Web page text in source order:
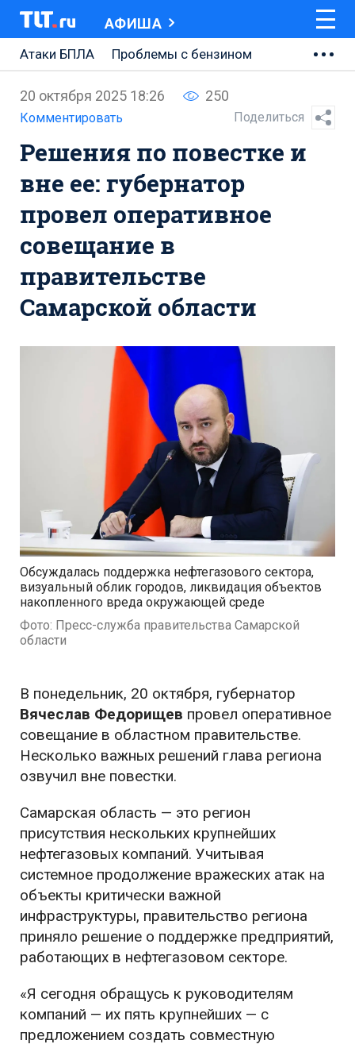
АФИША
Атаки БПЛА
Проблемы с бензином
АВТОВАЗ
Ремонт Центральной площади
Ремонт Обводного шоссе
Набережная Тольятти
Неделя Тольятти
20 октября 2025 18:26 250
Комментировать Поделиться
Решения по повестке и
вне ее: губернатор
провел оперативное
совещание в
правительстве
Самарской области
Обсуждалась поддержка нефтегазового сектора,
визуальный облик городов, ликвидация объектов
накопленного вреда окружающей среде
Фото: Пресс-служба правительства Самарской
области
В понедельник, 20 октября, губернатор
Вячеслав Федорищев провел оперативное
совещание в областном правительстве.
Несколько важных решений глава региона
озвучил вне повестки.
Самарская область — это регион
присутствия нескольких крупнейших
нефтегазовых компаний. Учитывая
системное продолжение вражеских атак на
объекты критически важной
инфраструктуры, правительство региона
приняло решение о поддержке предприятий,
работающих в нефтегазовом секторе.
«Я сегодня обращусь к руководителям
компаний — их пять крупнейших — с
предложением создать совместную